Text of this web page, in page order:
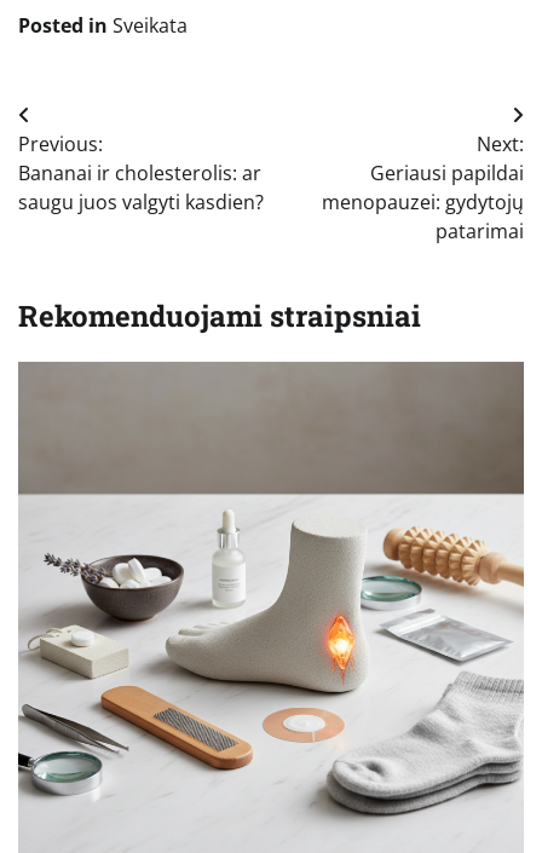
Posted in Sveikata
Navigacija
tarp
įrašų
Previous:
Bananai ir cholesterolis: ar
saugu juos valgyti kasdien?
Next:
Geriausi papildai
menopauzei: gydytojų
patarimai
Rekomenduojami straipsniai